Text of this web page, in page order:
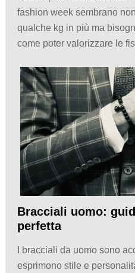
fashion week sembrano
qualche kg in più ma
come poter valorizzare le
Bracciali uomo:
perfetta
I bracciali da uomo sono
esprimono stile e